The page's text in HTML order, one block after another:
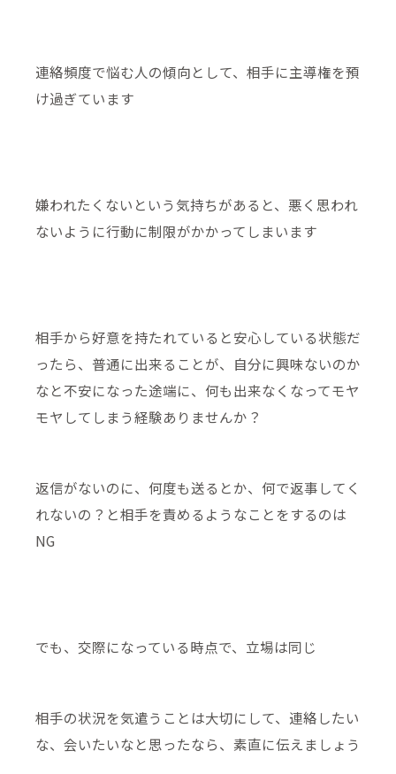
連絡頻度で悩む人の傾向として、相手に主導権を預
け過ぎています
嫌われたくないという気持ちがあると、悪く思われ
ないように行動に制限がかかってしまいます
相手から好意を持たれていると安心している状態だ
ったら、普通に出来ることが、自分に興味ないのか
なと不安になった途端に、何も出来なくなってモヤ
モヤしてしまう経験ありませんか？
返信がないのに、何度も送るとか、何で返事してく
れないの？と相手を責めるようなことをするのは
NG
でも、交際になっている時点で、立場は同じ
相手の状況を気遣うことは大切にして、連絡したい
な、会いたいなと思ったなら、素直に伝えましょう